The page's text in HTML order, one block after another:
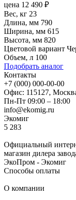
цена 12 490 ₽
Вес, кг 23
Длина, мм 790
Ширина, мм 615
Высота, мм 820
Цветовой вариант
Объем, л 100
Подобрать аналог
Контакты
+7 (000) 000-00-00
Офис: 115127,
Пн-Пт 09:00 – 18:00
info@ekomig.ru
Экомиг
5 283
Официальный
магазин дилера
ЭкоПром - Экомиг
Способы оплаты
О компании